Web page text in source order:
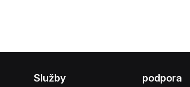
Služby podpora